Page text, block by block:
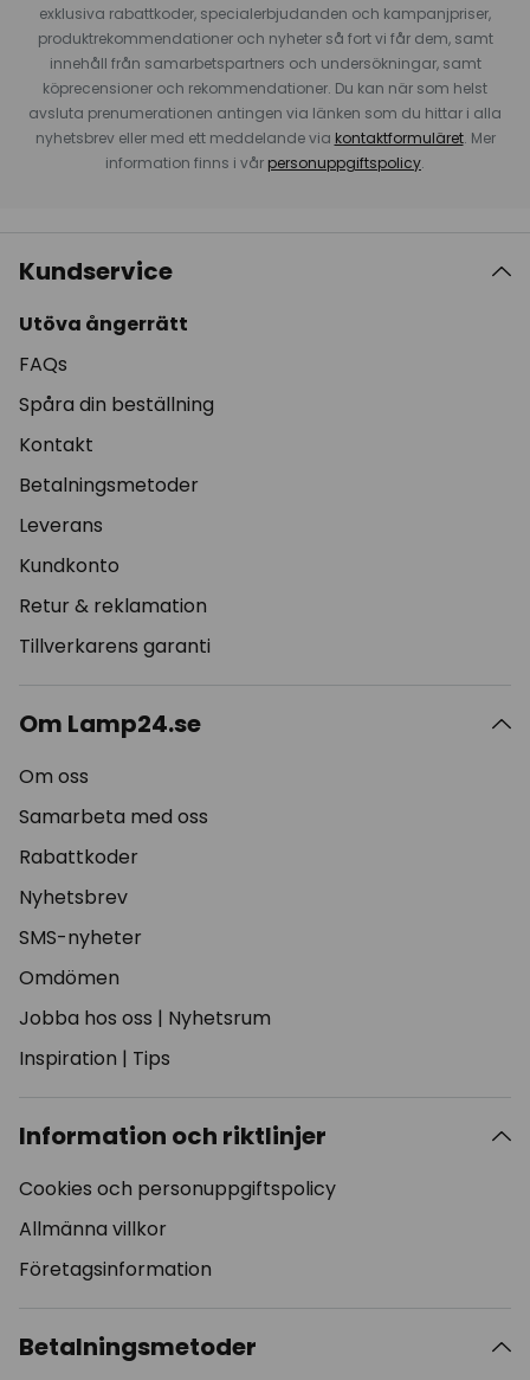
exklusiva rabattkoder, specialerbjudanden och kampanjpriser,
produktrekommendationer och nyheter så fort vi får dem, samt
innehåll från samarbetspartners och undersökningar, samt
köprecensioner och rekommendationer. Du kan när som helst
avsluta prenumerationen antingen via länken som du hittar i alla
nyhetsbrev eller med ett meddelande via kontaktformuläret. Mer
information finns i vår personuppgiftspolicy.
Kundservice
Utöva ångerrätt
FAQs
Spåra din beställning
Kontakt
Betalningsmetoder
Leverans
Kundkonto
Retur & reklamation
Tillverkarens garanti
Om Lamp24.se
Om oss
Samarbeta med oss
Rabattkoder
Nyhetsbrev
SMS-nyheter
Omdömen
Jobba hos oss | Nyhetsrum
Inspiration | Tips
Information och riktlinjer
Cookies och personuppgiftspolicy
Allmänna villkor
Företagsinformation
Betalningsmetoder